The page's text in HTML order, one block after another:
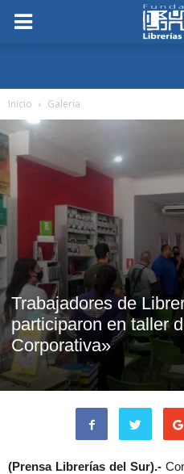
Inicio Galeria
Trabajadores de
participaron en taller
Corporativa»
(Prensa Librerías del Sur).-